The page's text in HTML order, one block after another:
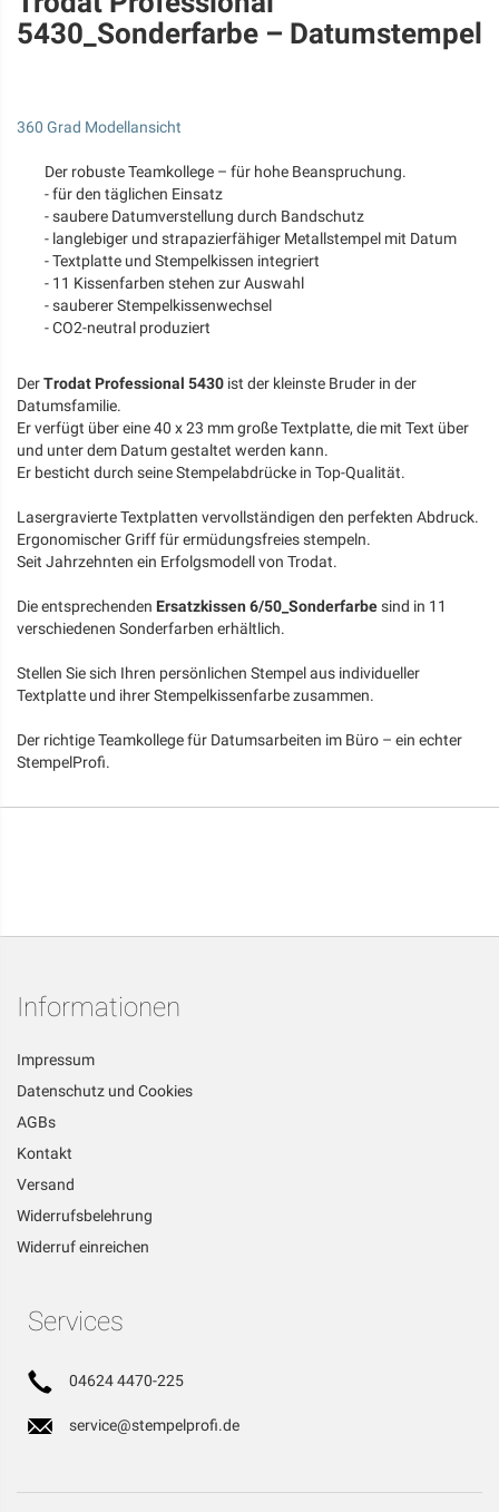
5430_Sonderfarbe – Datumstempel
360 Grad Modellansicht
Der robuste Teamkollege – für hohe Beanspruchung.
- für den täglichen Einsatz
- saubere Datumverstellung durch Bandschutz
- langlebiger und strapazierfähiger Metallstempel mit Datum
- Textplatte und Stempelkissen integriert
- 11 Kissenfarben stehen zur Auswahl
- sauberer Stempelkissenwechsel
- CO2-neutral produziert
DerTrodat Professional 5430 ist der kleinste Bruder in der
Datumsfamilie.
Er verfügt über eine 40 x 23 mm große Textplatte, die mit Text über
und unter dem Datum gestaltet werden kann.
Er besticht durch seine Stempelabdrücke in Top-Qualität.
Lasergravierte Textplatten vervollständigen den perfekten Abdruck.
Ergonomischer Griff für ermüdungsfreies stempeln.
Seit Jahrzehnten ein Erfolgsmodell von Trodat.
Die entsprechenden Ersatzkissen 6/50_Sonderfarbesind in 11
verschiedenen Sonderfarben erhältlich.
Stellen Sie sich Ihren persönlichen Stempel aus individueller
Textplatte und ihrer Stempelkissenfarbe zusammen.
Der richtige Teamkollege für Datumsarbeiten im Büro – ein echter
StempelProfi.
Informationen
Impressum
Datenschutz und Cookies
AGBs
Kontakt
Versand
Widerrufsbelehrung
Widerruf einreichen
Services
04624 4470-225
service@stempelprofi.de